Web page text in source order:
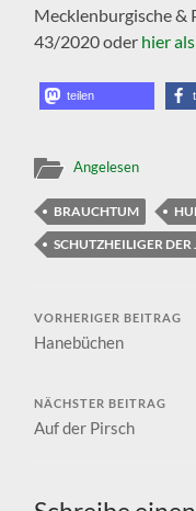
Mecklenburgische &
43/2020 oder hier
teilen
Angelesen
BRAUCHTUM
SCHUTZHEILIGER DER
VORHERIGER BEITRAG
Hanebüchen
NÄCHSTER BEITRAG
Auf der Pirsch